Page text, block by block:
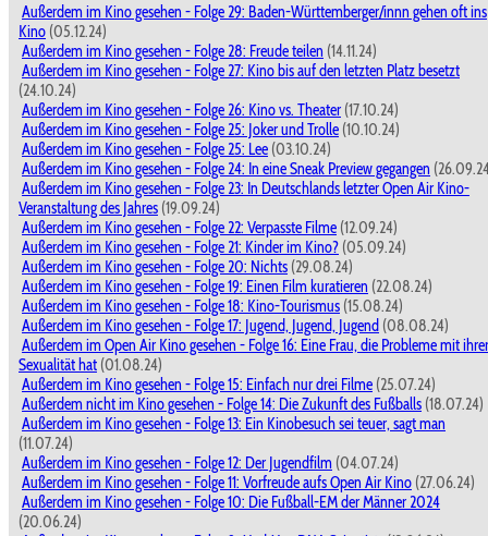
Außerdem im Kino gesehen - Folge 29: Baden-Württemberger/innn gehen oft ins
Kino (05.12.24)
Außerdem im Kino gesehen - Folge 28: Freude teilen (14.11.24)
Außerdem im Kino gesehen - Folge 27: Kino bis auf den letzten Platz besetzt
(24.10.24)
Außerdem im Kino gesehen - Folge 26: Kino vs. Theater (17.10.24)
Außerdem im Kino gesehen - Folge 25: Joker und Trolle (10.10.24)
Außerdem im Kino gesehen - Folge 25: Lee (03.10.24)
Außerdem im Kino gesehen - Folge 24: In eine Sneak Preview gegangen
Außerdem im Kino gesehen - Folge 23: In Deutschlands letzter Open Air Kino-
Veranstaltung des Jahres (19.09.24)
Außerdem im Kino gesehen - Folge 22: Verpasste Filme (12.09.24)
Außerdem im Kino gesehen - Folge 21: Kinder im Kino? (05.09.24)
Außerdem im Kino gesehen - Folge 20: Nichts (29.08.24)
Außerdem im Kino gesehen - Folge 19: Einen Film kuratieren (22.08.24)
Außerdem im Kino gesehen - Folge 18: Kino-Tourismus (15.08.24)
Außerdem im Kino gesehen - Folge 17: Jugend, Jugend, Jugend (08.08.24)
Außerdem im Open Air Kino gesehen - Folge 16: Eine Frau, die Probleme mit ihrer
Sexualität hat (01.08.24)
Außerdem im Kino gesehen - Folge 15: Einfach nur drei Filme (25.07.24)
Außerdem nicht im Kino gesehen - Folge 14: Die Zukunft des Fußballs (18.07.24)
Außerdem im Kino gesehen - Folge 13: Ein Kinobesuch sei teuer, sagt man
(11.07.24)
Außerdem im Kino gesehen - Folge 12: Der Jugendfilm (04.07.24)
Außerdem im Kino gesehen - Folge 11: Vorfreude aufs Open Air Kino (27.06.24)
Außerdem im Kino gesehen - Folge 10: Die Fußball-EM der Männer 2024
(20.06.24)